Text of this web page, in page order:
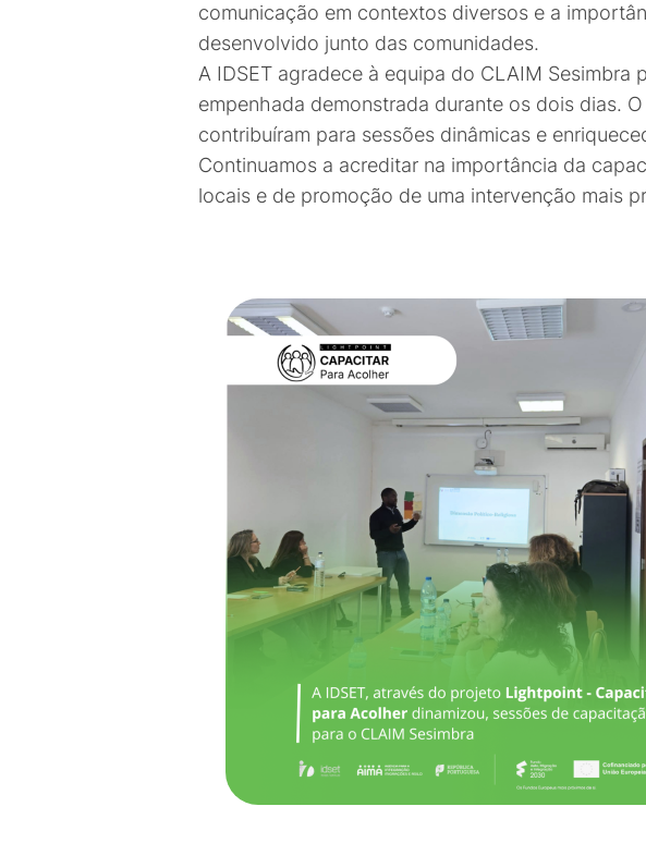
comunicação em contextos diversos e a
desenvolvido junto das comunidades.
A IDSET agradece à equipa do CLAIM
empenhada demonstrada durante os dois dias.
contribuíram para sessões dinâmicas e
Continuamos a acreditar na importância da
locais e de promoção de uma intervenção mais